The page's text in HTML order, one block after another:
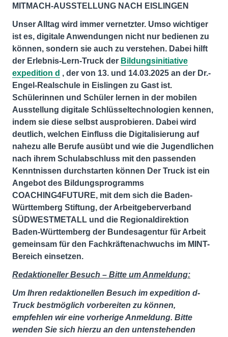
MITMACH-AUSSTELLUNG NACH EISLINGEN
Unser Alltag wird immer vernetzter. Umso wichtiger
ist es, digitale Anwendungen nicht nur bedienen zu
können, sondern sie auch zu verstehen. Dabei hilft
der Erlebnis-Lern-Truck der Bildungsinitiative
expedition d , der von 13. und 14.03.2025 an der Dr.-
Engel-Realschule in Eislingen zu Gast ist.
Schülerinnen und Schüler lernen in der mobilen
Ausstellung digitale Schlüsseltechnologien kennen,
indem sie diese selbst ausprobieren. Dabei wird
deutlich, welchen Einfluss die Digitalisierung auf
nahezu alle Berufe ausübt und wie die Jugendlichen
nach ihrem Schulabschluss mit den passenden
Kenntnissen durchstarten können Der Truck ist ein
Angebot des Bildungsprogramms
COACHING4FUTURE, mit dem sich die Baden-
Württemberg Stiftung, der Arbeitgeberverband
SÜDWESTMETALL und die Regionaldirektion
Baden-Württemberg der Bundesagentur für Arbeit
gemeinsam für den Fachkräftenachwuchs im MINT-
Bereich einsetzen.
Redaktioneller Besuch – Bitte um Anmeldung:
Um Ihren redaktionellen Besuch im expedition d-
Truck bestmöglich vorbereiten zu können,
empfehlen wir eine vorherige Anmeldung. Bitte
wenden Sie sich hierzu an den untenstehenden